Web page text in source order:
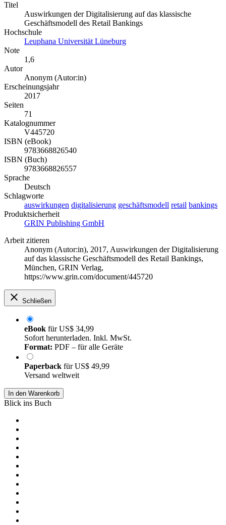
Titel
Auswirkungen der Digitalisierung auf das klassische
Geschäftsmodell des Retail Bankings
Hochschule
Leuphana Universität Lüneburg
Note
1,6
Autor
Anonym (Autor:in)
Erscheinungsjahr
2017
Seiten
71
Katalognummer
V445720
ISBN (eBook)
9783668826540
ISBN (Buch)
9783668826557
Sprache
Deutsch
Schlagworte
auswirkungen digitalisierung geschäftsmodell retail bankings
Produktsicherheit
GRIN Publishing GmbH
Arbeit zitieren
Anonym (Autor:in), 2017, Auswirkungen der Digitalisierung
auf das klassische Geschäftsmodell des Retail Bankings,
München, GRIN Verlag,
https://www.grin.com/document/445720
Schließen
eBook fürUS$ 34,99
Sofort herunterladen. Inkl. MwSt.
Format: PDF – für alle Geräte
Paperback fürUS$ 49,99
Versand weltweit
In den Warenkorb
Blick ins Buch